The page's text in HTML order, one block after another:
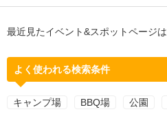
最近見たイベント&スポットページは
よく使われる検索条件
キャンプ場 BBQ場 公園